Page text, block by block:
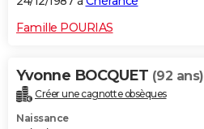
Famille POURIAS
Yvonne BOCQUET (92 ans)
Créer une cagnotte obsèques
Naissance